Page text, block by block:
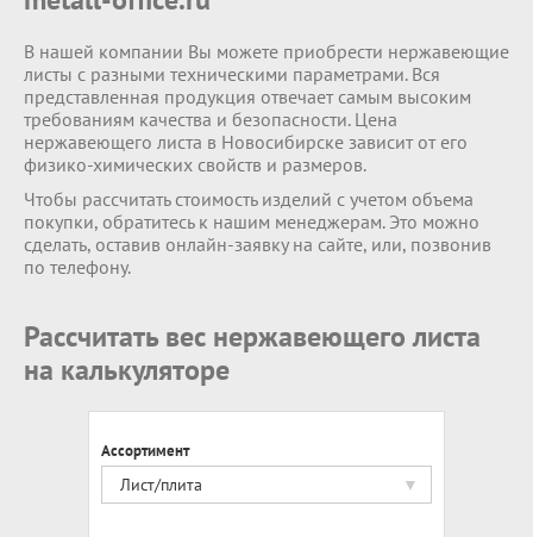
В нашей компании Вы можете приобрести нержавеющие
листы с разными техническими параметрами. Вся
представленная продукция отвечает самым высоким
требованиям качества и безопасности. Цена
нержавеющего листа в Новосибирске зависит от его
физико-химических свойств и размеров.
Чтобы рассчитать стоимость изделий с учетом объема
покупки, обратитесь к нашим менеджерам. Это можно
сделать, оставив онлайн-заявку на сайте, или, позвонив
по телефону.
Рассчитать вес нержавеющего листа
на калькуляторе
Ассортимент
Лист/плита